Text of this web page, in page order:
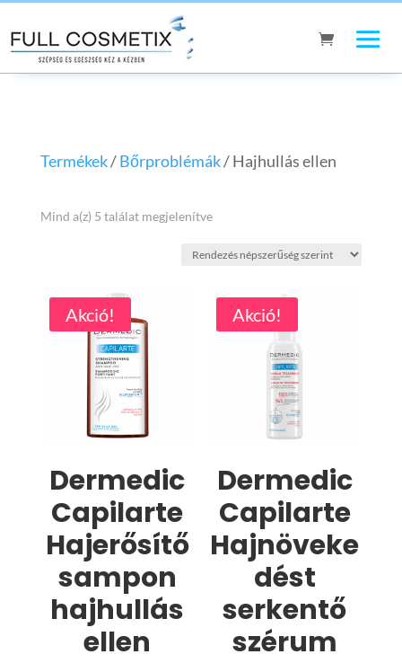
Termékek/Bőrproblémák/ Hajhullás ellen
Mind a(z) 5 találat megjelenítveSorted
Akció!
Dermedic
Capilarte
Hajerősítő
sampon
hajhullás
ellen
Akció!
Dermedic
Capilarte
Hajnöveke
dést
serkentő
szérum